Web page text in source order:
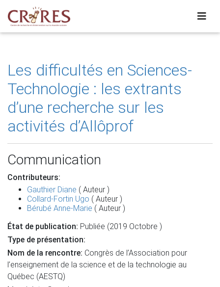
Les difficultés en Sciences-
Technologie : les extrants
d’une recherche sur les
activités d’Allôprof
Communication
Contributeurs:
Gauthier Diane ( Auteur )
Collard-Fortin Ugo ( Auteur )
Bérubé Anne-Marie ( Auteur )
État de publication: Publiée (2019 Octobre )
Type de présentation:
Nom de la rencontre: Congrès de l’Association pour
l’enseignement de la science et de la technologie au
Québec (AESTQ)